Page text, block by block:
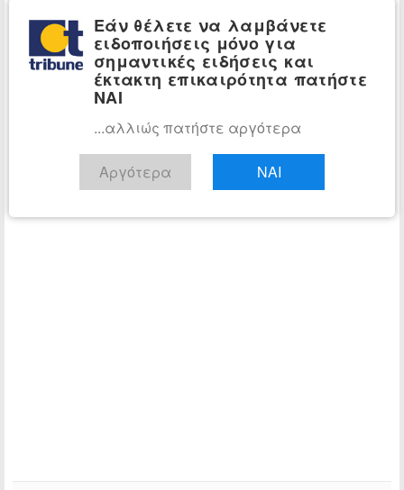
Εάν θέλετε να λαμβάνετε
ειδοποιήσεις μόνο για
σημαντικές ειδήσεις και
έκτακτη επικαιρότητα πατήστε
ΝΑΙ
...αλλιώς πατήστε αργότερα
Αργότερα ΝΑΙ